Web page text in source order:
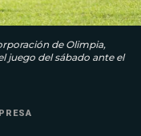
de Olimpia,
juego del sábado ante el